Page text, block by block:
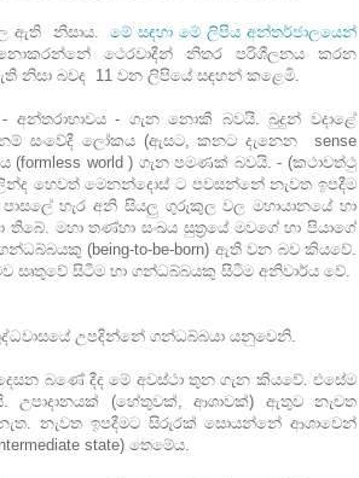
ඇති නිසාය.මේ සඳහා මේ ලිපිය අන්තර්ජාලයෙන්
ථෙරවාදීන් නිතර පරිශීලනය කරන
නිසා බවද 11 වන ලිපියේ සඳහන් කළෙමි.
අන්තරාභාවය - ගැන නොකී බවයි. බුදුන් වදාළේ
සංවේදී ලෝකය (ඇසට, කනට දැනෙන sense
world ) ගැන පමණක් බවයි. - (කථාවත්ථු
හෙවත් මෙනන්දොස් ට පවසන්නේ නැවත ඉපදීම
හැර අනි සියලු ගුරුකුල වල මහායානයේ හා
මහා තණ්හා සංඛය සුත්‍රයේ මවගේ හා පියාගේ
(being-to-be-born) ඇති වන බව කියවේ.
සෘතුවේ සිටීම හා ගන්ධබ්බයකු සිටීම අනිවාර්ය වේ.
උපදින්නේ ගන්ධබ්බයා යනුවෙනි.
බණේ දීද මේ අවස්ථා තුන ගැන කියවේ. එසේම
උපාදානයක් (හේතුවක්, ආශාවක්) ඇතුව නැවත
නැවත ඉපදීමට සිරුරක් සොයන්නේ ආශාවෙන්
state) තෙමේය.